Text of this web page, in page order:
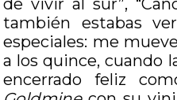
de vivir al sur”,
también estabas
especiales: me
a los quince, cuando
encerrado feliz